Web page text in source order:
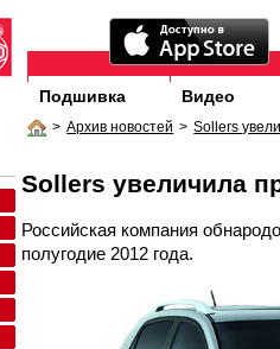
Подшивка Видео
> Архив новостей > Sollers
Sollers увеличила
Российская компания
полугодие 2012 года.